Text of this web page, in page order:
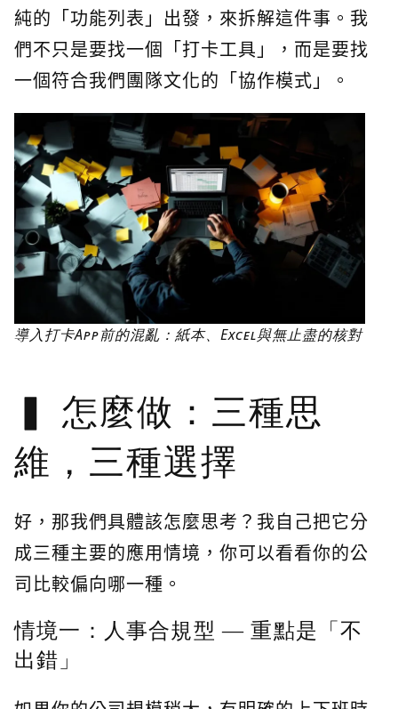
純的「功能列表」出發，來拆解這件事。我
們不只是要找一個「打卡工具」，而是要找
一個符合我們團隊文化的「協作模式」。
導入打卡App前的混亂：紙本、Excel與無止盡的核對
怎麼做：三種思
維，三種選擇
好，那我們具體該怎麼思考？我自己把它分
成三種主要的應用情境，你可以看看你的公
司比較偏向哪一種。
情境一：人事合規型 — 重點是「不
出錯」